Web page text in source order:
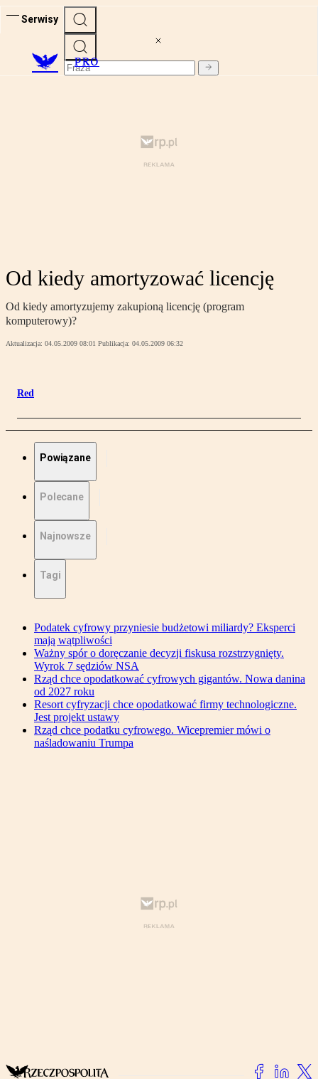
Serwisy
PRO
Od kiedy amortyzować licencję
Od kiedy amortyzujemy zakupioną licencję (program
komputerowy)?
Aktualizacja: 04.05.2009 08:01 Publikacja: 04.05.2009 06:32
Red
Powiązane
Polecane
Najnowsze
Tagi
Podatek cyfrowy przyniesie budżetowi miliardy? Eksperci
mają wątpliwości
Ważny spór o doręczanie decyzji fiskusa rozstrzygnięty.
Wyrok 7 sędziów NSA
Rząd chce opodatkować cyfrowych gigantów. Nowa danina
od 2027 roku
Resort cyfryzacji chce opodatkować firmy technologiczne.
Jest projekt ustawy
Rząd chce podatku cyfrowego. Wicepremier mówi o
naśladowaniu Trumpa